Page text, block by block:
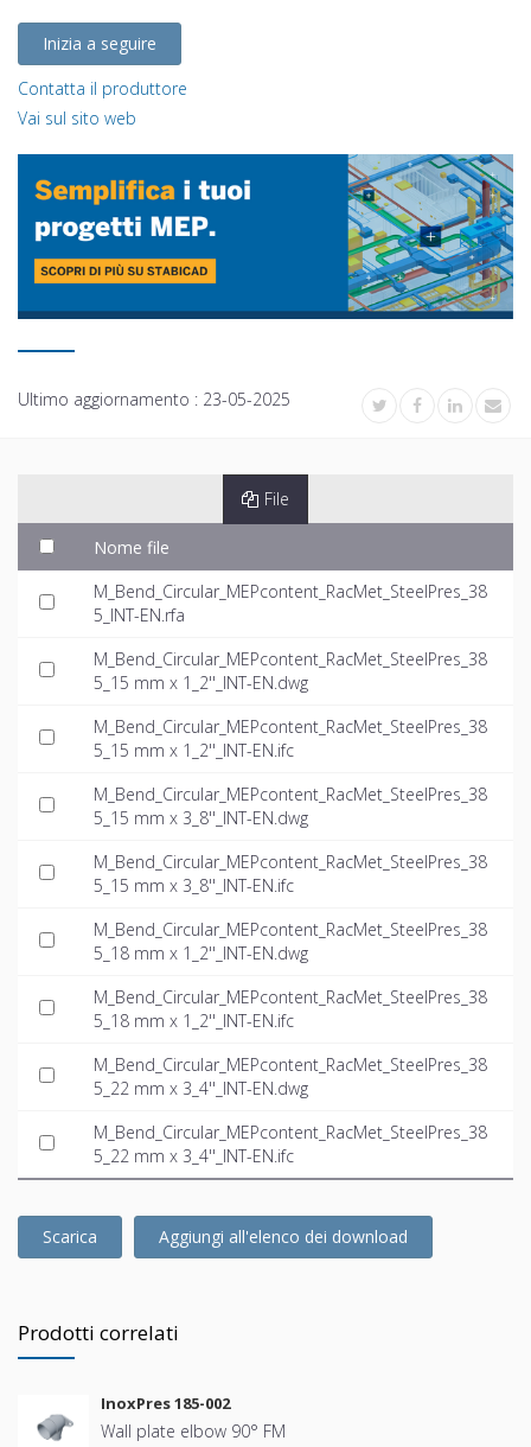
Inizia a seguire
Contatta il produttore
Vai sul sito web
Ultimo aggiornamento : 23-05-2025
File
Nome file
M_Bend_Circular_MEPcontent_RacMet_SteelPres_38
5_INT-EN.rfa
M_Bend_Circular_MEPcontent_RacMet_SteelPres_38
5_15 mm x 1_2''_INT-EN.dwg
M_Bend_Circular_MEPcontent_RacMet_SteelPres_38
5_15 mm x 1_2''_INT-EN.ifc
M_Bend_Circular_MEPcontent_RacMet_SteelPres_38
5_15 mm x 3_8''_INT-EN.dwg
M_Bend_Circular_MEPcontent_RacMet_SteelPres_38
5_15 mm x 3_8''_INT-EN.ifc
M_Bend_Circular_MEPcontent_RacMet_SteelPres_38
5_18 mm x 1_2''_INT-EN.dwg
M_Bend_Circular_MEPcontent_RacMet_SteelPres_38
5_18 mm x 1_2''_INT-EN.ifc
M_Bend_Circular_MEPcontent_RacMet_SteelPres_38
5_22 mm x 3_4''_INT-EN.dwg
M_Bend_Circular_MEPcontent_RacMet_SteelPres_38
5_22 mm x 3_4''_INT-EN.ifc
Scarica Aggiungi all'elenco dei download
Prodotti correlati
InoxPres 185-002
Wall plate elbow 90° FM